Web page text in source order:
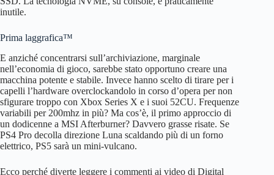
inutile.
Prima laggrafica™
E anziché concentrarsi sull’archiviazione, marginale
nell’economia di gioco, sarebbe stato opportuno creare una
macchina potente e stabile. Invece hanno scelto di tirare per i
capelli l’hardware overclockandolo in corso d’opera per non
sfigurare troppo con Xbox Series X e i suoi 52CU. Frequenze
variabili per 200mhz in più? Ma cos’è, il primo approccio di
un dodicenne a MSI Afterburner? Davvero grasse risate. Se
PS4 Pro decolla direzione Luna scaldando più di un forno
elettrico, PS5 sarà un mini-vulcano.
Ecco perché diverte leggere i commenti ai video di Digital